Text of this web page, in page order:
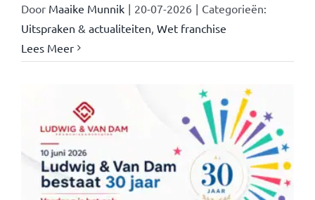
Door Maaike Munnik | 20-07-2026 | Categorieën:
Uitspraken & actualiteiten Wet franchise
Lees Meer